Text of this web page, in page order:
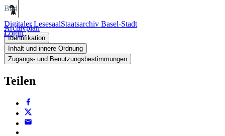
Digitaler LesesaalStaatsarchiv Basel-Stadt
Login
Bild
Archivplan
Identifikation
Inhalt und innere Ordnung
Zugangs- und Benutzungsbestimmungen
Teilen